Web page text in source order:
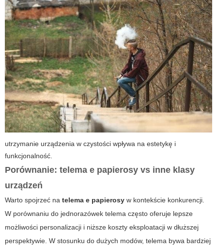
utrzymanie urządzenia w czystości wpływa na estetykę i
funkcjonalność.
Porównanie: telema e papierosy vs inne klasy
urządzeń
Warto spojrzeć na telema e papierosy w kontekście konkurencji.
W porównaniu do jednorazówek telema często oferuje lepsze
możliwości personalizacji i niższe koszty eksploatacji w dłuższej
perspektywie. W stosunku do dużych modów, telema bywa bardziej